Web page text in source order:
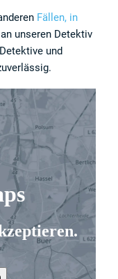
Fällen, in
an unseren Detektiv
und